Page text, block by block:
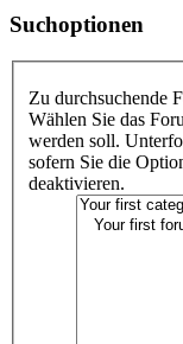
Suchoptionen
Zu durchsuchende
Wählen Sie das
werden soll.
sofern Sie die
deaktivieren.